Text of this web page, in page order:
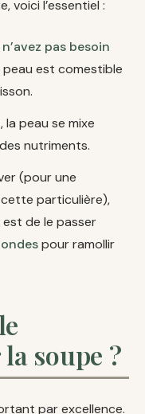
voici l’essentiel :
pas besoin
peau est comestible
peau se mixe
nutriments.
(pour une
particulière),
est de le passer
pour ramollir
soupe ?
par excellence.